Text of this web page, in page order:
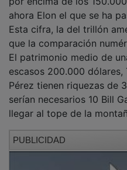
ahora Elon el que se ha
Esta cifra, la del trillón
que la comparación
El patrimonio medio de
escasos 200.000
Pérez tienen riquezas de
serían necesarios 10 Bill
llegar al tope de la